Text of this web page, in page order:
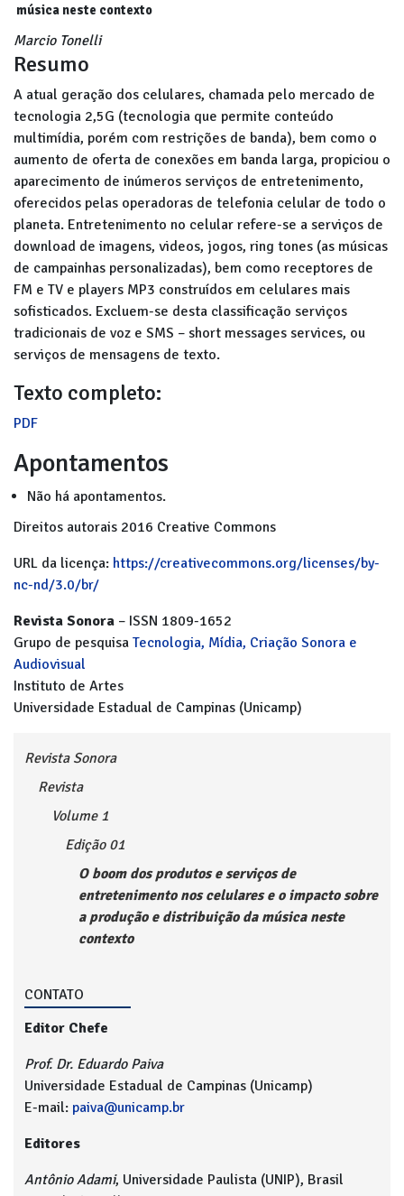
música neste contexto
Marcio Tonelli
Resumo
A atual geração dos celulares, chamada pelo mercado de
tecnologia 2,5G (tecnologia que permite conteúdo
multimídia, porém com restrições de banda), bem como o
aumento de oferta de conexões em banda larga, propiciou o
aparecimento de inúmeros serviços de entretenimento,
oferecidos pelas operadoras de telefonia celular de todo o
planeta. Entretenimento no celular refere-se a serviços de
download de imagens, videos, jogos, ring tones (as músicas
de campainhas personalizadas), bem como receptores de
FM e TV e players MP3 construídos em celulares mais
sofisticados. Excluem-se desta classificação serviços
tradicionais de voz e SMS – short messages services, ou
serviços de mensagens de texto.
Texto completo:
PDF
Apontamentos
Não há apontamentos.
Direitos autorais 2016 Creative Commons
URL da licença: https://creativecommons.org/licenses/by-
nc-nd/3.0/br/
Revista Sonora – ISSN 1809-1652
Grupo de pesquisa Tecnologia, Mídia, Criação Sonora e
Audiovisual
Instituto de Artes
Universidade Estadual de Campinas (Unicamp)
Revista Sonora
Revista
Volume 1
Edição 01
O boom dos produtos e serviços de
entretenimento nos celulares e o impacto sobre
a produção e distribuição da música neste
contexto
CONTATO
Editor Chefe
Prof. Dr. Eduardo Paiva
Universidade Estadual de Campinas (Unicamp)
E-mail: paiva@unicamp.br
Editores
Antônio Adami, Universidade Paulista (UNIP), Brasil